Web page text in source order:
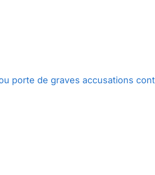
porte de graves accusations